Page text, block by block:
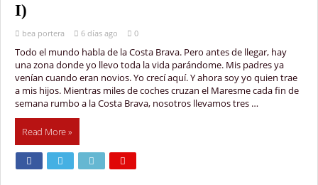
I)
bea portera 6 días ago 0
Todo el mundo habla de la Costa Brava. Pero antes de llegar, hay
una zona donde yo llevo toda la vida parándome. Mis padres ya
venían cuando eran novios. Yo crecí aquí. Y ahora soy yo quien trae
a mis hijos. Mientras miles de coches cruzan el Maresme cada fin de
semana rumbo a la Costa Brava, nosotros llevamos tres …
Read More »